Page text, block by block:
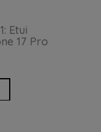
Etui
17 Pro